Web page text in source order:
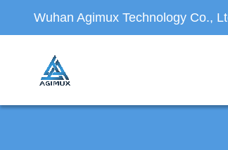
Wuhan Agimux Technology Co.,